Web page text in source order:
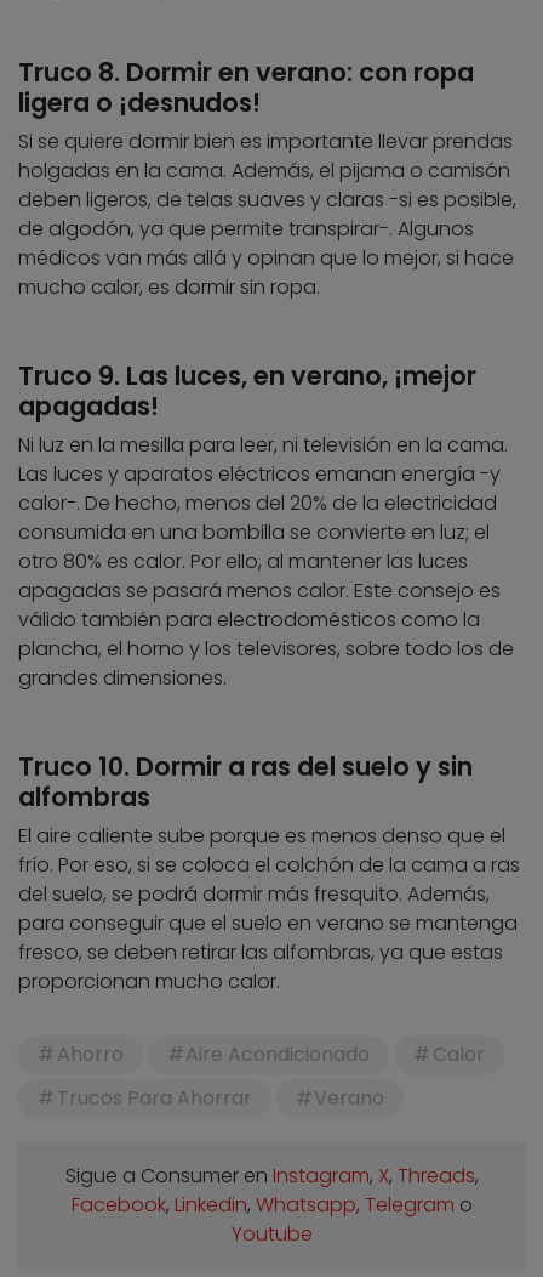
Truco 8. Dormir en verano: con ropa
ligera o ¡desnudos!
Si se quiere dormir bien es importante llevar prendas
holgadas en la cama. Además, el pijama o camisón
deben ligeros, de telas suaves y claras -si es posible,
de algodón, ya que permite transpirar-. Algunos
médicos van más allá y opinan que lo mejor, si hace
mucho calor, es dormir sin ropa.
Truco 9. Las luces, en verano, ¡mejor
apagadas!
Ni luz en la mesilla para leer, ni televisión en la cama.
Las luces y aparatos eléctricos emanan energía -y
calor-. De hecho, menos del 20% de la electricidad
consumida en una bombilla se convierte en luz; el
otro 80% es calor. Por ello, al mantener las luces
apagadas se pasará menos calor. Este consejo es
válido también para electrodomésticos como la
plancha, el horno y los televisores, sobre todo los de
grandes dimensiones.
Truco 10. Dormir a ras del suelo y sin
alfombras
El aire caliente sube porque es menos denso que el
frío. Por eso, si se coloca el colchón de la cama a ras
del suelo, se podrá dormir más fresquito. Además,
para conseguir que el suelo en verano se mantenga
fresco, se deben retirar las alfombras, ya que estas
proporcionan mucho calor.
Ahorro Aire Acondicionado
Calor
Trucos Para Ahorrar
Verano
Sigue a Consumer en Instagram, X, Threads,
Facebook, Linkedin, Whatsapp, Telegram o
Youtube